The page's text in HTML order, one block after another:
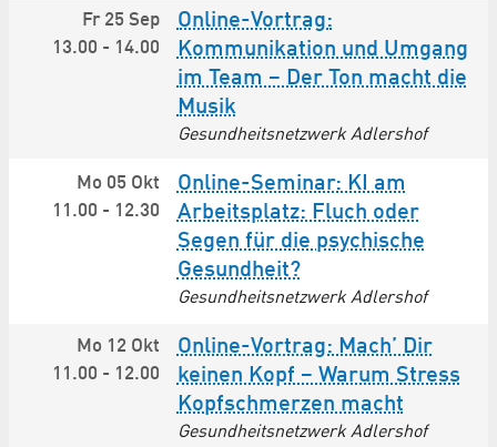
Fr 25 Sep
13.00 - 14.00
Online-Vortrag:
Kommunikation und Umgang
im Team – Der Ton macht die
Musik
Gesundheitsnetzwerk Adlershof
Mo 05 Okt
11.00 - 12.30
Online-Seminar: KI am
Arbeitsplatz: Fluch oder
Segen für die psychische
Gesundheit?
Gesundheitsnetzwerk Adlershof
Mo 12 Okt
11.00 - 12.00
Online-Vortrag: Mach’ Dir
keinen Kopf – Warum Stress
Kopfschmerzen macht
Gesundheitsnetzwerk Adlershof